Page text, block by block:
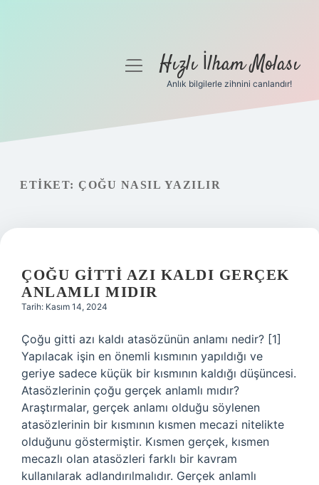
Gizlilik Politikası
menüyüHızlı İlham Molası
Anlık bilgilerle zihnini canlandır!
ETIKET: ÇOĞU NASIL YAZILIR
ÇOĞU GITTI AZI KALDI GERÇEK
ANLAMLI MIDIR
Tarih: Kasım 14, 2024
Çoğu gitti azı kaldı atasözünün anlamı nedir? [1]
Yapılacak işin en önemli kısmının yapıldığı ve
geriye sadece küçük bir kısmının kaldığı düşüncesi.
Atasözlerinin çoğu gerçek anlamlı mıdır?
Araştırmalar, gerçek anlamı olduğu söylenen
atasözlerinin bir kısmının kısmen mecazi nitelikte
olduğunu göstermiştir. Kısmen gerçek, kısmen
mecazlı olan atasözleri farklı bir kavram
kullanılarak adlandırılmalıdır. Gerçek anlamlı